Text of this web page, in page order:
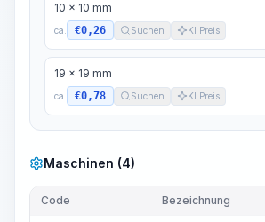
10 x 10 mm
ca. €0,26 Suchen KI Preis
19 x 19 mm
ca. €0,78 Suchen KI Preis
Maschinen (4)
Code Bezeichnung